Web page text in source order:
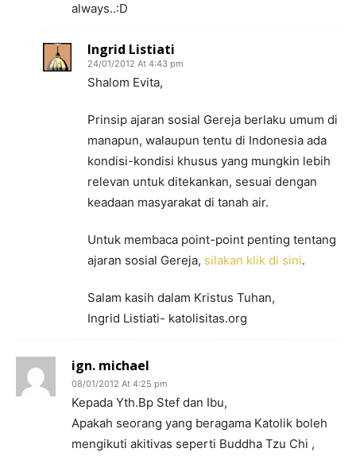
always..:D
Ingrid Listiati
24/01/2012 At 4:43 pm
Shalom Evita,
Prinsip ajaran sosial Gereja berlaku umum di
manapun, walaupun tentu di Indonesia ada
kondisi-kondisi khusus yang mungkin lebih
relevan untuk ditekankan, sesuai dengan
keadaan masyarakat di tanah air.
Untuk membaca point-point penting tentang
ajaran sosial Gereja, silakan klik di sini.
Salam kasih dalam Kristus Tuhan,
Ingrid Listiati- katolisitas.org
ign. michael
08/01/2012 At 4:25 pm
Kepada Yth.Bp Stef dan Ibu,
Apakah seorang yang beragama Katolik boleh
mengikuti akitivas seperti Buddha Tzu Chi ,